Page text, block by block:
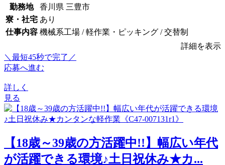
勤務地
香川県 三豊市
寮・社宅 あり
仕事内容 機械系工場 / 軽作業・ピッキング / 交替制
詳細を表示
＼最短45秒で完了／
応募へ進む
詳しく
見る
【18歳～39歳の方活躍中!!】幅広い年代
が活躍できる環境♪土日祝休み★カ...